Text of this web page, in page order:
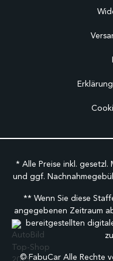
* Alle Preise inkl. gesetzl.
und ggf.
** Wenn Sie diese
angegebenen Zeitraum
bereitgestellten
©FabuCar Alle Rechte